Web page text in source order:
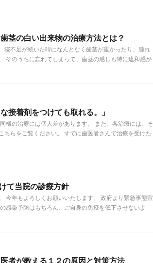
茎の白い出来物の治療方法とは？
寝不足が続いた時になんとなく歯茎が重かったり、腫れ
そのうちに忘れてしまって、歯茎の感じも特に違和感が
接着剤をつけても取れる。」
様の治療には個人差があります。 また、各治療には、そ
ちらをご覧ください。 すでに歯医者さんで治療を受けた
て当院の診療方針
今年もよろしくお願いいたします。 政府より緊急事態宣
感染予防はもちろん、ご自身の免疫を低下させないよ
者が教える１２の原因と対策方法